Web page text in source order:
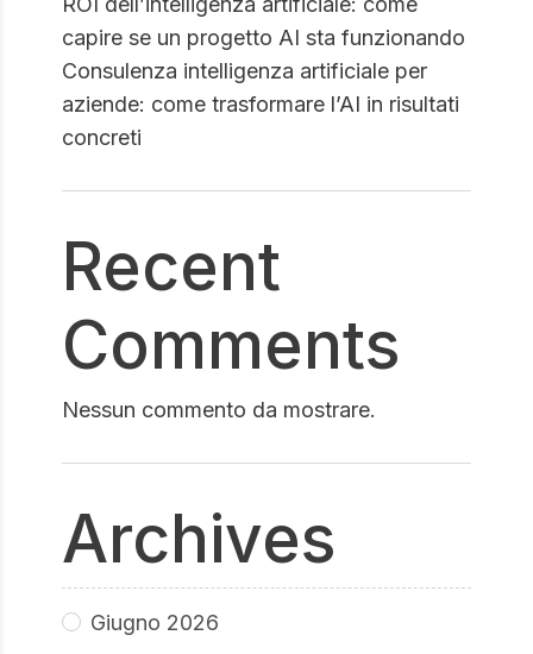
capire se un progetto AI sta funzionando
Consulenza intelligenza artificiale per
aziende: come trasformare l’AI in risultati
concreti
Recent
Comments
Nessun commento da mostrare.
Archives
Giugno 2026